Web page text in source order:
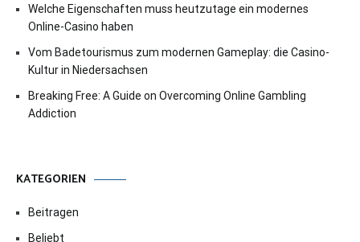
Welche Eigenschaften muss heutzutage ein modernes
Online-Casino haben
Vom Badetourismus zum modernen Gameplay: die Casino-
Kultur in Niedersachsen
Breaking Free: A Guide on Overcoming Online Gambling
Addiction
KATEGORIEN
Beitragen
Beliebt